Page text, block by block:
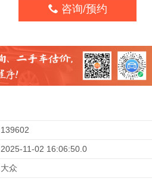
 咨询/预约
139602
2025-11-02 16:06:50.0
大众